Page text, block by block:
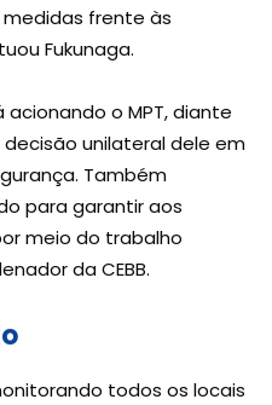
frente às
Fukunaga.
o MPT, diante
unilateral dele em
Também
para garantir aos
meio do trabalho
da CEBB.
todos os locais